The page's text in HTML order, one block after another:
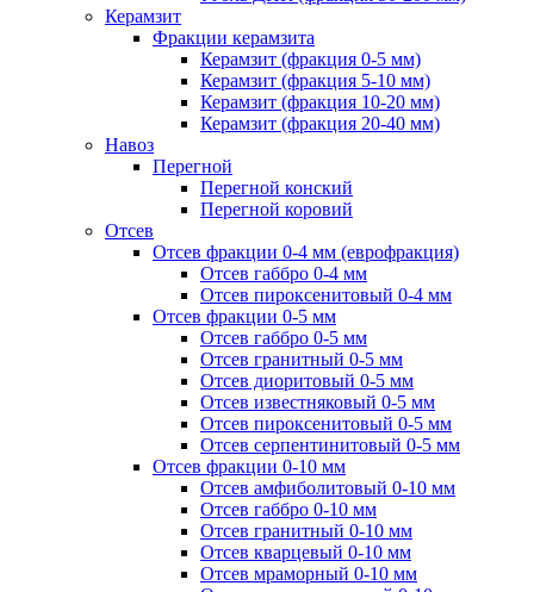
Керамзит
Фракции керамзита
Керамзит (фракция 0-5 мм)
Керамзит (фракция 5-10 мм)
Керамзит (фракция 10-20 мм)
Керамзит (фракция 20-40 мм)
Навоз
Перегной
Перегной конский
Перегной коровий
Отсев
Отсев фракции 0-4 мм (еврофракция)
Отсев габбро 0-4 мм
Отсев пироксенитовый 0-4 мм
Отсев фракции 0-5 мм
Отсев габбро 0-5 мм
Отсев гранитный 0-5 мм
Отсев диоритовый 0-5 мм
Отсев известняковый 0-5 мм
Отсев пироксенитовый 0-5 мм
Отсев серпентинитовый 0-5 мм
Отсев фракции 0-10 мм
Отсев амфиболитовый 0-10 мм
Отсев габбро 0-10 мм
Отсев гранитный 0-10 мм
Отсев кварцевый 0-10 мм
Отсев мраморный 0-10 мм